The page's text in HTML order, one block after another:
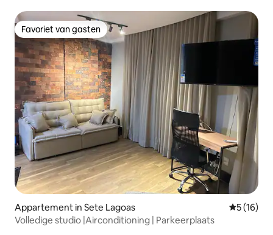
Favoriet van gasten
Favoriet van gasten
Appartement in Sete Lagoas
5 (16)
Volledige studio |Airconditioning | Parkeerplaats